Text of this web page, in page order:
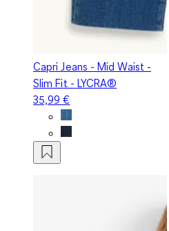
Capri Jeans - Mid Waist -
Slim Fit - LYCRA®
35,99 €